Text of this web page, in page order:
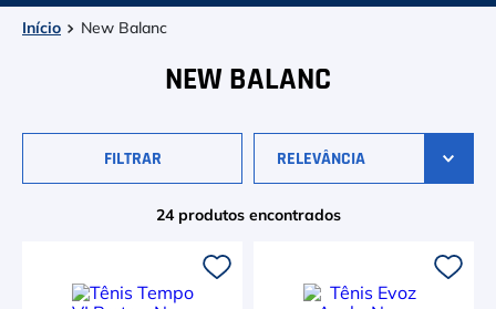
New Balanc
NEW BALANC
FILTRAR RELEVÂNCIA
24 produtos
1º
Raqueteira
Asics Gel Resolution 9